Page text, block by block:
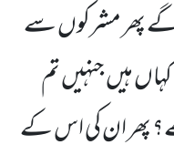
پھر مشرکوں سے
ہیں جنہیں تم
پھر ان کی اس کے